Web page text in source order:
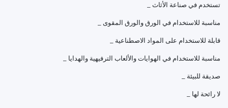
_ تستخدم في صناعة الأثاث
_ مناسبة للاستخدام في الورق والورق المقوى
_ قابلة للاستخدام على المواد الاصطناعية
_ مناسبة للاستخدام في الهوايات والألعاب الترفيهية والهدايا
_ صديقة للبيئة
_ لا رائحة لها